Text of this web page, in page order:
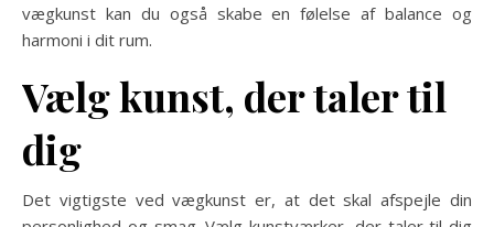
vægkunst kan du også skabe en følelse af balance og
harmoni i dit rum.
Vælg kunst, der taler til
dig
Det vigtigste ved vægkunst er, at det skal afspejle din